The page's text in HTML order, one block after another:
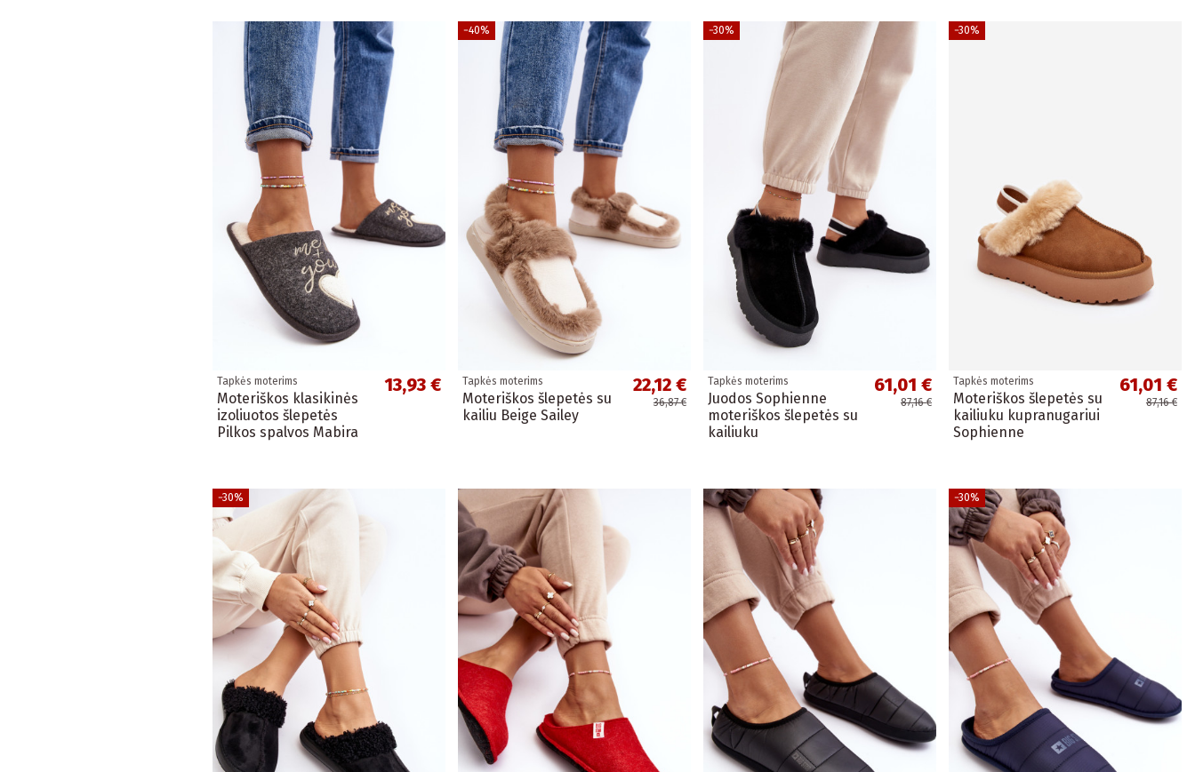
Tapkės moterims
Moteriškos klasikinės
izoliuotos šlepetės
Pilkos spalvos Mabira
13,93 €
−40%
Tapkės moterims
Moteriškos šlepetės su
kailiu Beige Sailey
22,12 €
36,87 €
−30%
Tapkės moterims
Juodos Sophienne
moteriškos šlepetės su
kailiuku
61,01 €
87,16 €
−30%
Tapkės moterims
Moteriškos šlepetės su
kailiuku kupranugariui
Sophienne
61,01 €
87,16 €
−30% −30%